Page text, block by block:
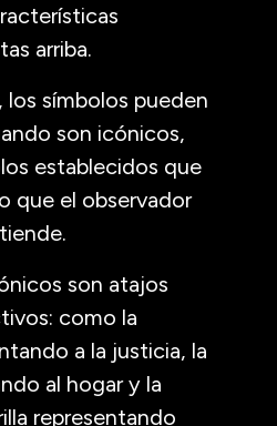
arriba.
los símbolos pueden
son icónicos,
establecidos que
que el observador
son atajos
como la
a la justicia, la
al hogar y la
representando